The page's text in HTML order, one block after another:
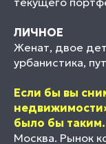
ЛИЧНОЕ
Женат, двое
урбанистика,
Если бы вы
было бы
Москва. Рынок